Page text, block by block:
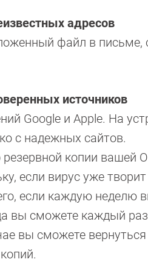
адресов
файл в письме,
источников
Google и Apple. На
с надежных сайтов.
резервной копии
если вирус уже
если каждую неделю
вы сможете каждый
вы сможете